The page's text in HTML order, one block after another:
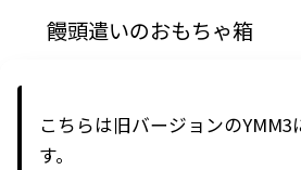
饅頭遣いのおもちゃ箱
こちらは旧バージョンの
す。